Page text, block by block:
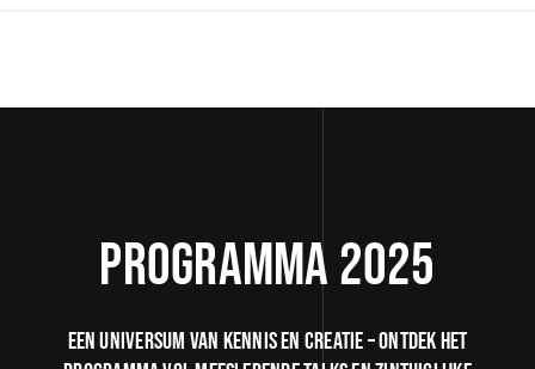
Programma 2025
Een universum van kennis en creatie – ontdek het